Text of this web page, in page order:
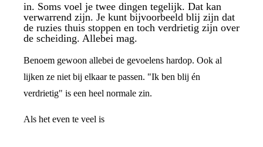
in. Soms voel je twee dingen tegelijk. Dat kan
verwarrend zijn. Je kunt bijvoorbeeld blij zijn dat
de ruzies thuis stoppen en toch verdrietig zijn over
de scheiding. Allebei mag.
Benoem gewoon allebei de gevoelens hardop. Ook al
lijken ze niet bij elkaar te passen. "Ik ben blij én
verdrietig" is een heel normale zin.
Als het even te veel is